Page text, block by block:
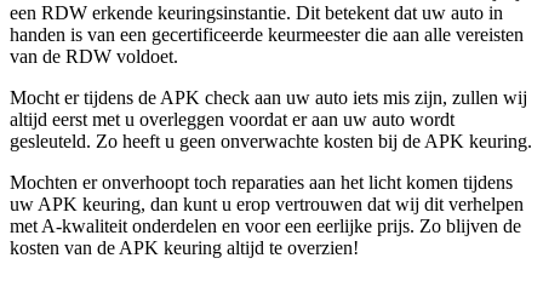
een RDW erkende keuringsinstantie. Dit betekent dat uw auto in
handen is van een gecertificeerde keurmeester die aan alle vereisten
van de RDW voldoet.
Mocht er tijdens de APK check aan uw auto iets mis zijn, zullen wij
altijd eerst met u overleggen voordat er aan uw auto wordt
gesleuteld. Zo heeft u geen onverwachte kosten bij de APK keuring.
Mochten er onverhoopt toch reparaties aan het licht komen tijdens
uw APK keuring, dan kunt u erop vertrouwen dat wij dit verhelpen
met A-kwaliteit onderdelen en voor een eerlijke prijs. Zo blijven de
kosten van de APK keuring altijd te overzien!